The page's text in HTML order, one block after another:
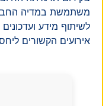
משתמשת במדיה
לשיתוף מידע
אירועים הקשורים